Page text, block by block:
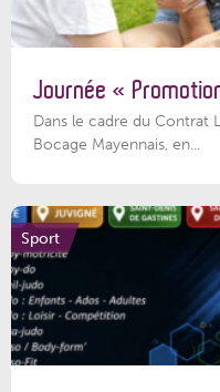
Journée «
Dans le cadre du Contrat
Bocage Mayennais, en...
Sport